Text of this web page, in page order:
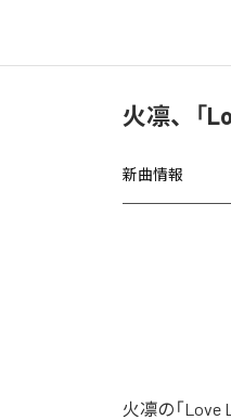
火凛、「
新曲情報
火凛の「Love